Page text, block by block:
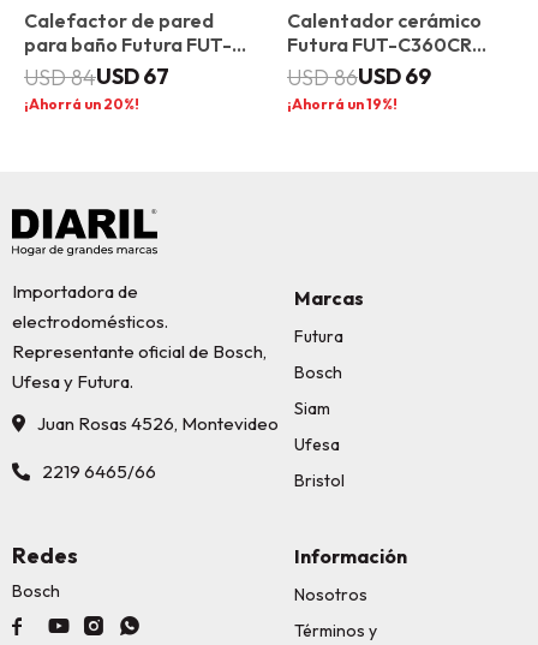
Calefactor de pared
para baño Futura FUT-
CP200 USD67
USD84
20
Calentador cerámico
Futura FUT-C360CR
360°
USD69
USD86
19
Importadora de
electrodomésticos.
Representante oficial de Bosch,
Ufesa y Futura.
Juan Rosas 4526, Montevideo
2219 6465/66
Marcas
Futura
Bosch
Siam
Ufesa
Bristol
Información
Nosotros
Términos y
Redes
Bosch
   